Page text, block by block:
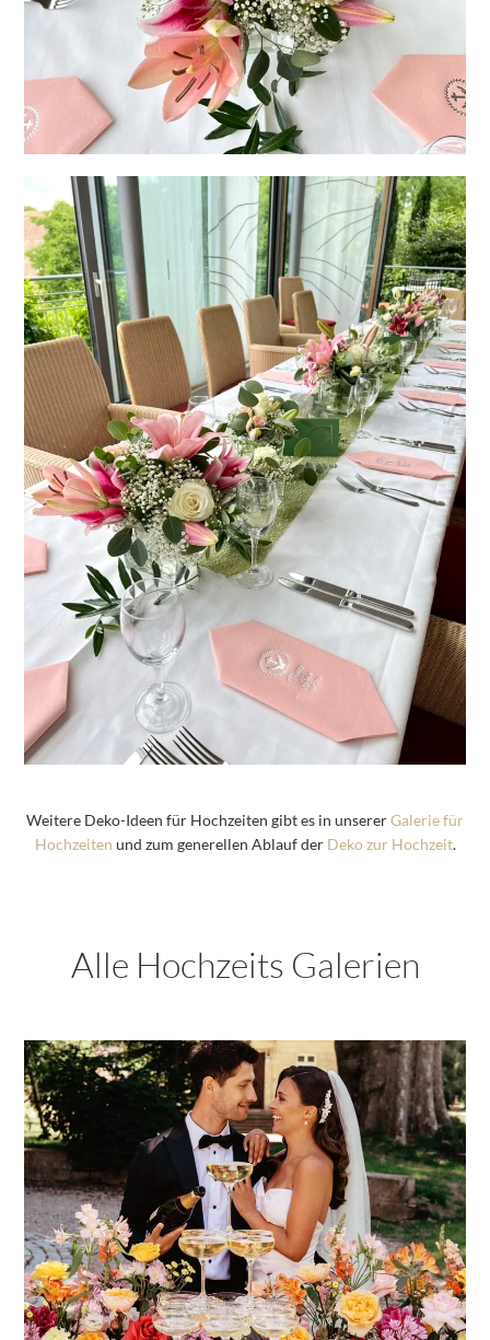
Weitere Deko-Ideen für Hochzeiten gibt es in unsererGalerie für
Hochzeiten und zum generellen Ablauf der Deko zur Hochzeit.
Alle Hochzeits Galerien